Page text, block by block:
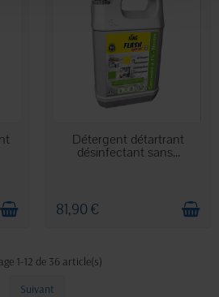
EN STOCK
Détergent détartrant
désinfectant sans...
81,90 €
1-12 de 36 article(s)
Suivant